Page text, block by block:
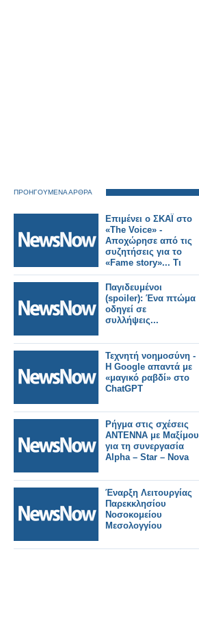
ΠΡΟΗΓΟΥΜΕΝΑ ΑΡΘΡΑ
Επιμένει ο ΣΚΑΪ στο
«The Voice» -
Αποχώρησε από τις
συζητήσεις για το
«Fame story»... Τι
συμβαινει;
Παγιδευμένοι
(spoiler): Ένα πτώμα
οδηγεί σε
συλλήψεις...
Τεχνητή νοημοσύνη -
Η Google απαντά με
«μαγικό ραβδί» στο
ChatGPT
Ρήγμα στις σχέσεις
ΑΝΤΕΝΝΑ με Μαξίμου
για τη συνεργασία
Alpha – Star – Nova
Έναρξη Λειτουργίας
Παρεκκλησίου
Νοσοκομείου
Μεσολογγίου